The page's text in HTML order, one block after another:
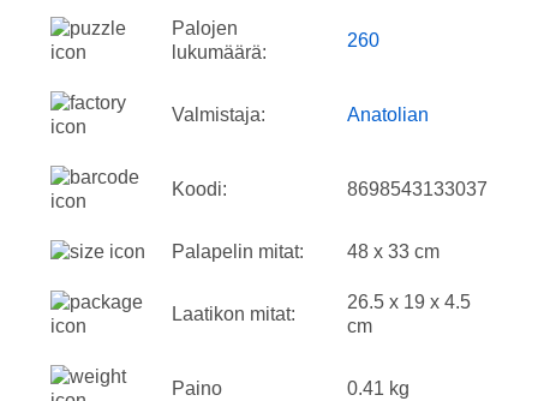
Palojen
lukumäärä:
260
Valmistaja: Anatolian
Koodi: 8698543133037
Palapelin mitat: 48 x 33 cm
Laatikon mitat:
26.5 x 19 x 4.5
cm
Paino 0.41 kg